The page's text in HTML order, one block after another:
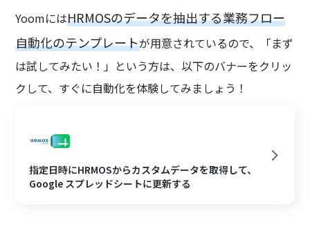
YoomにはHRMOSのデータを抽出する業務フロー
自動化のテンプレートが用意されているので、「まず
は試してみたい！」という方は、以下のバナーをクリッ
クして、すぐに自動化を体験してみましょう！
指定日時にHRMOSからカスタムデータを取得して、
Google スプレッドシートに更新する